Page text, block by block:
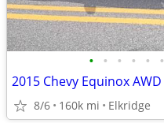
• • • • • •
2015 Chevy Equinox AWD
8/6 160k mi Elkridge